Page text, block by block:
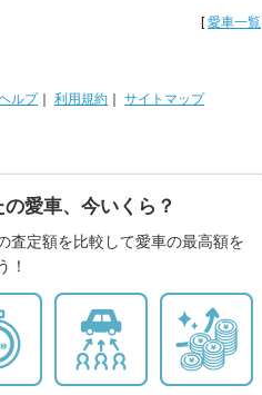
[愛車一覧
ルプ｜ 利用規約 サイトマップ
愛車、今いくら？
査定額を比較して愛車の最高額を
！